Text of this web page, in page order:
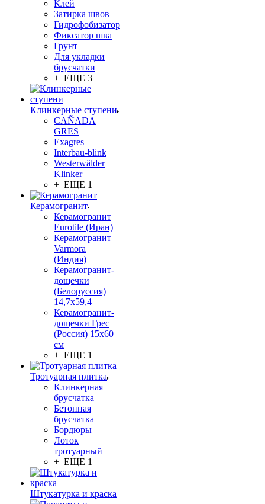
Клей
Затирка швов
Гидрофобизатор
Фиксатор шва
Грунт
Для укладки
брусчатки
+ ЕЩЕ 3
Клинкерные ступени
CAÑADA
GRES
Exagres
Interbau-blink
Westerwälder
Klinker
+ ЕЩЕ 1
Керамогранит
Керамогранит
Eurotile (Иран)
Керамогранит
Varmora
(Индия)
Керамогранит-
дощечки
(Белоруссия)
14,7x59,4
Керамогранит-
дощечки Грес
(Россия) 15х60
см
+ ЕЩЕ 1
Тротуарная плитка
Клинкерная
брусчатка
Бетонная
брусчатка
Бордюры
Лоток
тротуарный
+ ЕЩЕ 1
Штукатурка и краска